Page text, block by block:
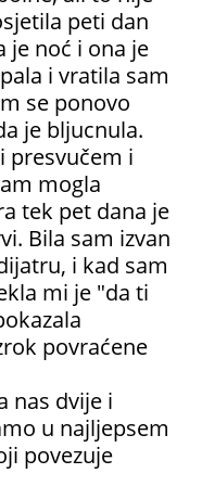
peti dan
je noć i ona je
i vratila sam
se ponovo
je bljucnula.
presvučem i
mogla
tek pet dana je
Bila sam izvan
i kad sam
mi je "da ti
povraćene
nas dvije i
u najljepsem
povezuje